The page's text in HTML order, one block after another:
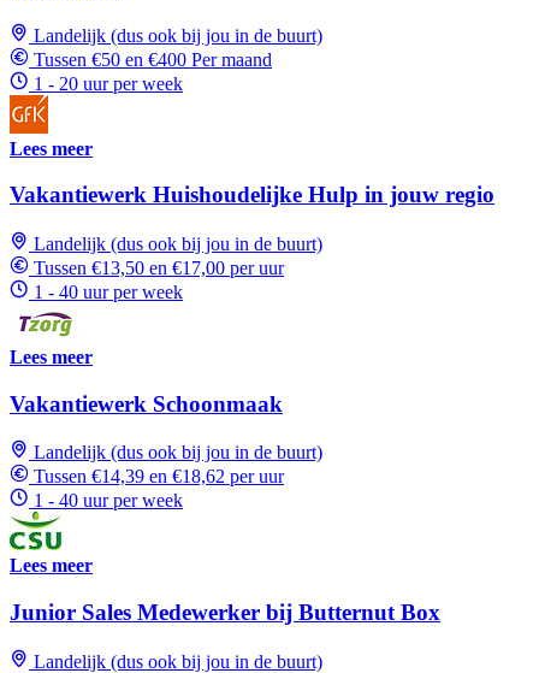
Landelijk (dus ook bij jou in de buurt)
Tussen €50 en €400 Per maand
1 - 20 uur per week
Lees meer
Vakantiewerk Huishoudelijke Hulp in jouw regio
Landelijk (dus ook bij jou in de buurt)
Tussen €13,50 en €17,00 per uur
1 - 40 uur per week
Lees meer
Vakantiewerk Schoonmaak
Landelijk (dus ook bij jou in de buurt)
Tussen €14,39 en €18,62 per uur
1 - 40 uur per week
Lees meer
Junior Sales Medewerker bij Butternut Box
Landelijk (dus ook bij jou in de buurt)